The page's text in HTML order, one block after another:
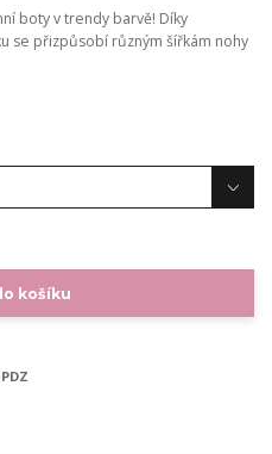
boty v trendy barvě! Díky
se přizpůsobí různým šířkám nohy
košíku